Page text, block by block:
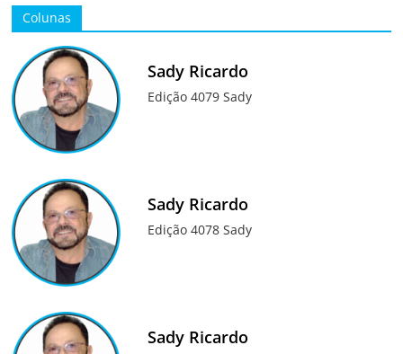
Colunas
Sady Ricardo
Edição 4079 Sady
Sady Ricardo
Edição 4078 Sady
Sady Ricardo